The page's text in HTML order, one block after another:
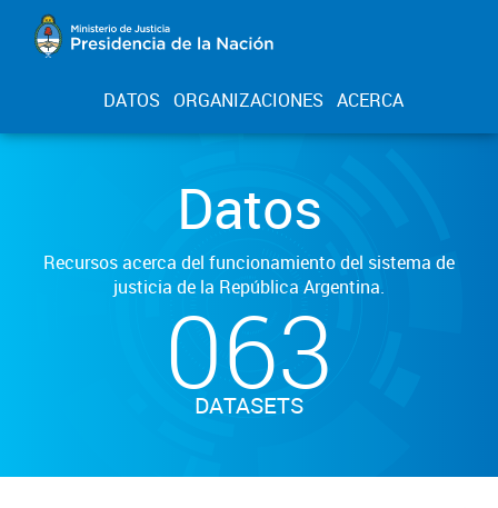
DATOS ORGANIZACIONES ACERCA
Datos
Recursos acerca del funcionamiento del sistema de
justicia de la República Argentina.
063
DATASETS